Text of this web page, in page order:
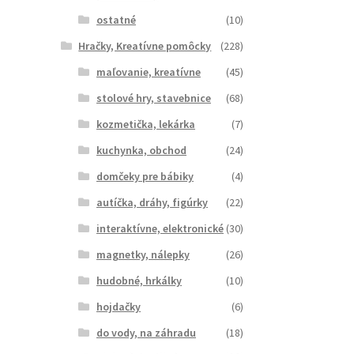
ostatné
(10)
Hračky, Kreatívne pomôcky
(228)
maľovanie, kreatívne
(45)
stolové hry, stavebnice
(68)
kozmetička, lekárka
(7)
kuchynka, obchod
(24)
domčeky pre bábiky
(4)
autíčka, dráhy, figúrky
(22)
interaktívne, elektronické (30)
magnetky, nálepky
(26)
hudobné, hrkálky
(10)
hojdačky
(6)
do vody, na záhradu
(18)